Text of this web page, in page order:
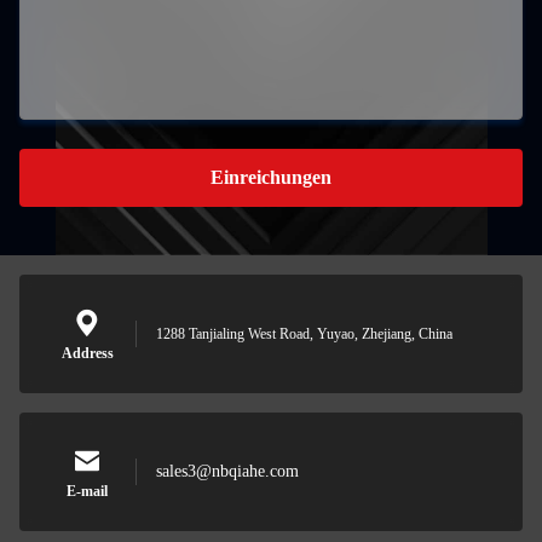
Einreichungen
Address
1288 Tanjialing West Road, Yuyao, Zhejiang, China
E-mail
sales3@nbqiahe.com